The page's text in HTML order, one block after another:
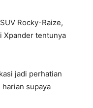
Rocky-Raize,
Xpander tentunya
jadi perhatian
supaya